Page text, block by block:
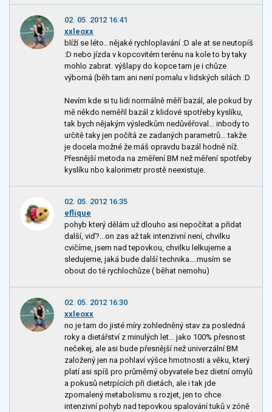
02. 05. 2012 16:41
xxleoxx
blíží se léto.. nějaké rychloplavání :D ale at se neutopíš
:D nebo jízda v kopcovitém terénu na kole to by taky
mohlo zabrat. výšlapy do kopce tam je i chůze
výborná (běh tam ani není pomalu v lidských silách :D
Nevím kde si tu lidi normálně měří bazál, ale pokud by
mě někdo neměřil bazál z klidové spotřeby kyslíku,
tak bych nějakým výsledkům nedůvěřoval... inbody to
určitě taky jen počítá ze zadaných parametrů... takže
je docela možné že máš opravdu bazál hodně níž.
Přesnější metoda na změření BM než měření spotřeby
kyslíku nbo kalorimetr prostě neexistuje.
02. 05. 2012 16:35
eflique
pohyb který dělám už dlouho asi nepočítat a přidat
další, viď?...on zas až tak intenzivní není, chvilku
cvičíme, jsem nad tepovkou, chvilku lelkujeme a
sledujeme, jaká bude další technika....musím se
obout do té rychlochůze ( běhat nemohu)
02. 05. 2012 16:30
xxleoxx
no je tam do jisté míry zohledněný stav za posledná
roky a dietářství z minulých let... jako 100% přesnost
nečekej, ale asi bude přesnější než univerzální BM
založený jen na pohlaví výšce hmotnosti a věku, který
platí asi spíš pro průměrný obyvatele bez dietní omylů
a pokusů netrpících při dietách, ale i tak jde
zpomalený metabolismu s rozjet, jen to chce
intenzivní pohyb nad tepovkou spalování tuků v zóně